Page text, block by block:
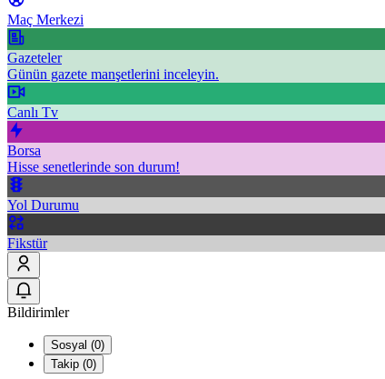
Maç Merkezi
Gazeteler
Günün gazete manşetlerini inceleyin.
Canlı Tv
Borsa
Hisse senetlerinde son durum!
Yol Durumu
Fikstür
Bildirimler
Sosyal (0)
Takip (0)